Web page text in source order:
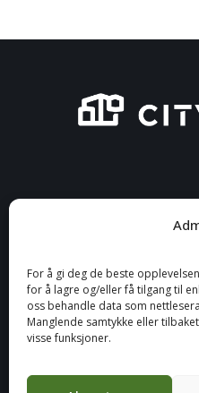
For å gi deg de beste
for å lagre og/eller få tilgang til
oss behandle data som
Manglende samtykke eller
visse funksjoner.